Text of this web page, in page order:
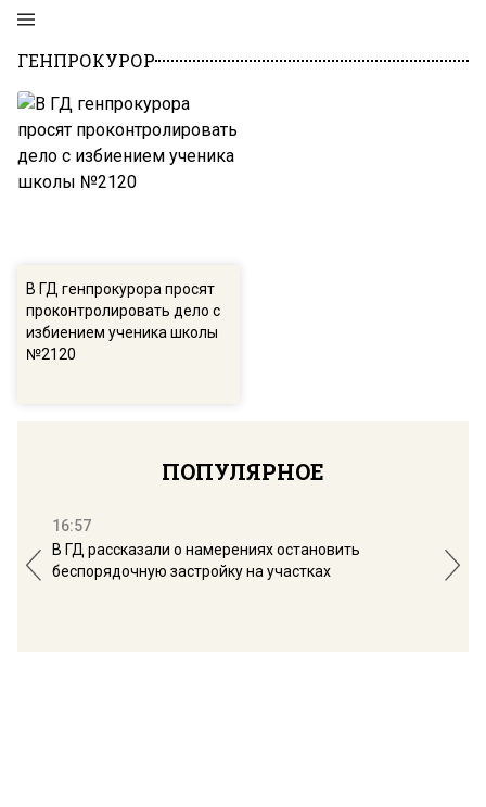
ГЕНПРОКУРОР
В ГД генпрокурора просят
проконтролировать дело с
избиением ученика школы
№2120
ПОПУЛЯРНОЕ
16:57
В ГД рассказали о намерениях остановить
беспорядочную застройку на участках